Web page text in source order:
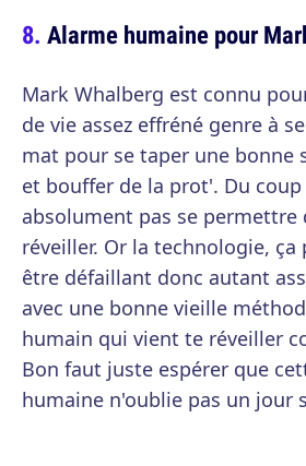
Alarme humaine pour
Mark Whalberg est connu
de vie assez effréné genre à
mat pour se taper une bonne
et bouffer de la prot'. Du
absolument pas se permettre
réveiller. Or la technologie,
être défaillant donc autant
avec une bonne vieille
humain qui vient te réveiller
Bon faut juste espérer que
humaine n'oublie pas un jour